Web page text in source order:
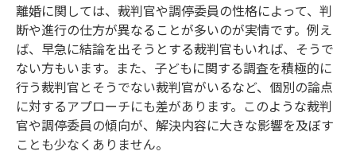
離婚に関しては、裁判官や調停委員の性格によって、判
断や進行の仕方が異なることが多いのが実情です。例え
ば、早急に結論を出そうとする裁判官もいれば、そうで
ない方もいます。また、子どもに関する調査を積極的に
行う裁判官とそうでない裁判官がいるなど、個別の論点
に対するアプローチにも差があります。このような裁判
官や調停委員の傾向が、解決内容に大きな影響を及ぼす
ことも少なくありません。